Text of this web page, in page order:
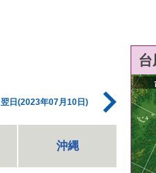
翌日(2023年07月10日)
沖縄